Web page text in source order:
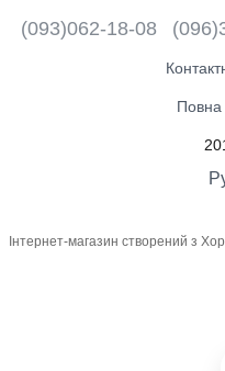
(093)062-18-08
Повна
Інтернет-магазин створений з